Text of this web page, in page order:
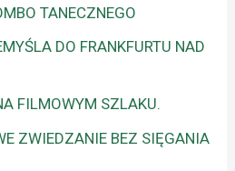
TANECZNEGO
DO FRANKFURTU NAD
FILMOWYM SZLAKU.
ZWIEDZANIE BEZ SIĘGANIA